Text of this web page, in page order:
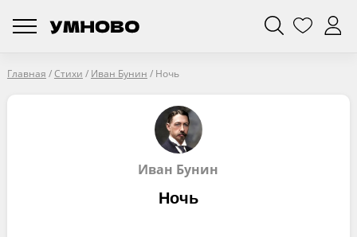
Главная /Стихи / Иван Бунин / Ночь
Иван Бунин
Ночь